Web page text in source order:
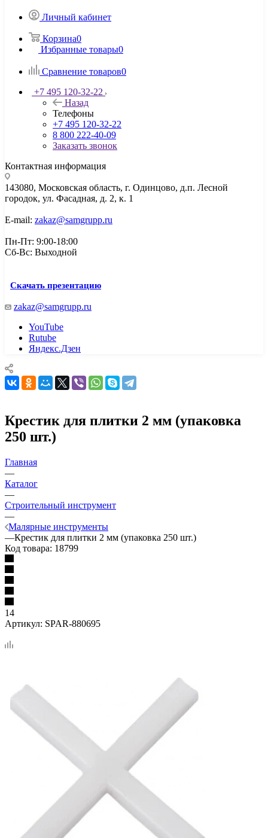
Личный кабинет
Корзина0
Избранные товары0
Сравнение товаров0
+7 495 120-32-22
Назад
Телефоны
+7 495 120-32-22
8 800 222-40-09
Заказать звонок
Контактная информация
143080, Mосковская область, г. Одинцово, д.п. Лесной
городок, ул. Фасадная, д. 2, к. 1
E-mail: zakaz@samgrupp.ru
Пн-Пт: 9:00-18:00
Сб-Вс: Выходной
Скачать презентацию
zakaz@samgrupp.ru
YouTube
Rutube
Яндекс.Дзен
Крестик для плитки 2 мм (упаковка
250 шт.)
Главная
—
Каталог
—
Строительный инструмент
—
Малярные инструменты
—Крестик для плитки 2 мм (упаковка 250 шт.)
Код товара: 18799
14
Артикул: SPAR-880695